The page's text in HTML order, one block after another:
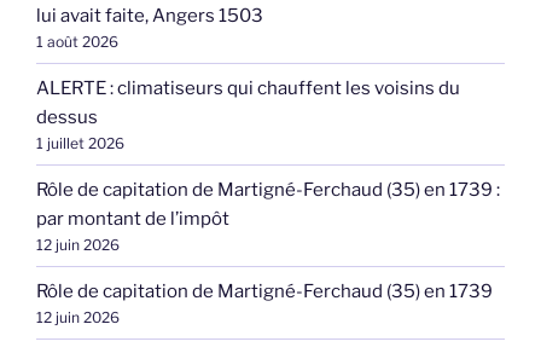
lui avait faite, Angers 1503
1 août 2026
ALERTE : climatiseurs qui chauffent les voisins du
dessus
1 juillet 2026
Rôle de capitation de Martigné-Ferchaud (35) en 1739 :
par montant de l’impôt
12 juin 2026
Rôle de capitation de Martigné-Ferchaud (35) en 1739
12 juin 2026